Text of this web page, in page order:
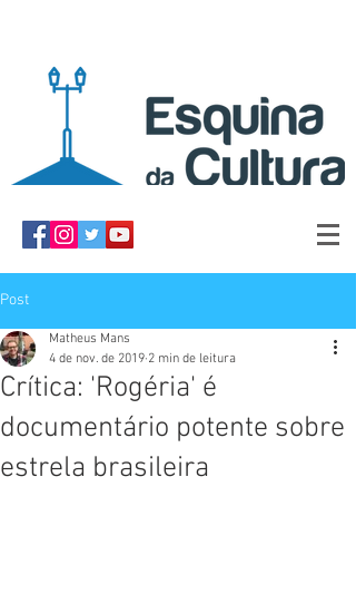
Post
Crítica: 'Rogéria' é
documentário potente sobre
estrela brasileira
Matheus Mans
4 de nov. de 2019 2 min de leitura